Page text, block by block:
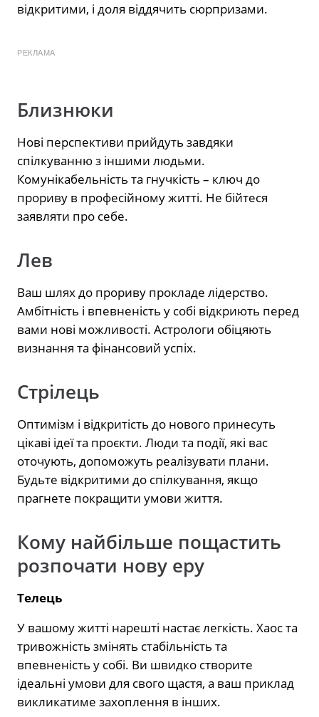
відкритими, і доля віддячить сюрпризами.
РЕКЛАМА
Близнюки
Нові перспективи прийдуть завдяки
спілкуванню з іншими людьми.
Комунікабельність та гнучкість – ключ до
прориву в професійному житті. Не бійтеся
заявляти про себе.
Лев
Ваш шлях до прориву прокладе лідерство.
Амбітність і впевненість у собі відкриють перед
вами нові можливості. Астрологи обіцяють
визнання та фінансовий успіх.
Стрілець
Оптимізм і відкритість до нового принесуть
цікаві ідеї та проєкти. Люди та події, які вас
оточують, допоможуть реалізувати плани.
Будьте відкритими до спілкування, якщо
прагнете покращити умови життя.
Кому найбільше пощастить
розпочати нову еру
Телець
У вашому житті нарешті настає легкість. Хаос та
тривожність змінять стабільність та
впевненість у собі. Ви швидко створите
ідеальні умови для свого щастя, а ваш приклад
викликатиме захоплення в інших.